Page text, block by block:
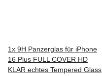
1x 9H Panzerglas für iPhone
16 Plus FULL COVER HD
KLAR echtes Tempered Glass